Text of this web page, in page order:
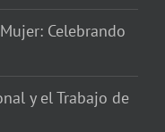
Celebrando
y el Trabajo de